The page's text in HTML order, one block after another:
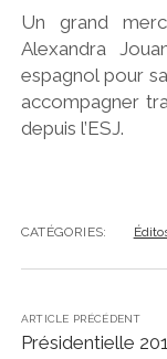
Un grand
Alexandra
espagnol pour
accompagner
depuis l’ESJ.
CATÉGORIES:
ARTICLE PRÉCÉDENT
Présidentielle